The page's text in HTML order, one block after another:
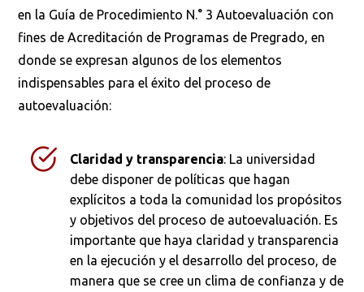
en la Guía de Procedimiento N.° 3 Autoevaluación con
fines de Acreditación de Programas de Pregrado, en
donde se expresan algunos de los elementos
indispensables para el éxito del proceso de
autoevaluación:
Claridad y transparencia: La universidad
debe disponer de políticas que hagan
explícitos a toda la comunidad los propósitos
y objetivos del proceso de autoevaluación. Es
importante que haya claridad y transparencia
en la ejecución y el desarrollo del proceso, de
manera que se cree un clima de confianza y de
Ordenar por: *